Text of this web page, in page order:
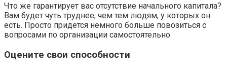
Что же гарантирует вас отсутствие начального капитала?
Вам будет чуть труднее, чем тем людям, у которых он
есть. Просто придется немного больше повозиться с
вопросами по организации самостоятельно.
Оцените свои способности